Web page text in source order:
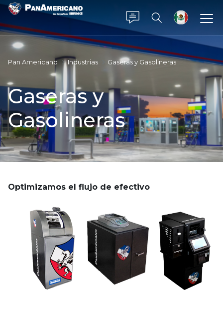
Saltar al contenido principal
Pan Americano Industrias Gaseras y Gasolineras
Gaseras y
Gasolineras
Optimizamos el flujo de efectivo